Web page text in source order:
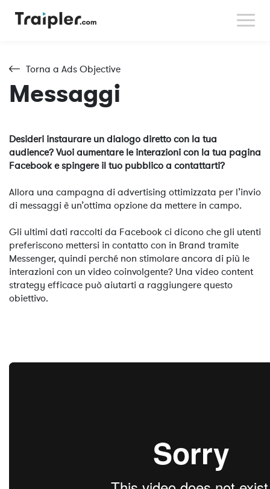
Torna a Ads Objective
Messaggi
Desideri instaurare un dialogo diretto con la tua
audience? Vuoi aumentare le interazioni con la tua pagina
Facebook e spingere il tuo pubblico a contattarti?
Allora una campagna di advertising ottimizzata per l’invio
di messaggi è un’ottima opzione da mettere in campo.
Gli ultimi dati raccolti da Facebook ci dicono che gli utenti
preferiscono mettersi in contatto con in Brand tramite
Messenger, quindi perché non stimolare ancora di più le
interazioni con un video coinvolgente? Una video content
strategy efficace può aiutarti a raggiungere questo
obiettivo.